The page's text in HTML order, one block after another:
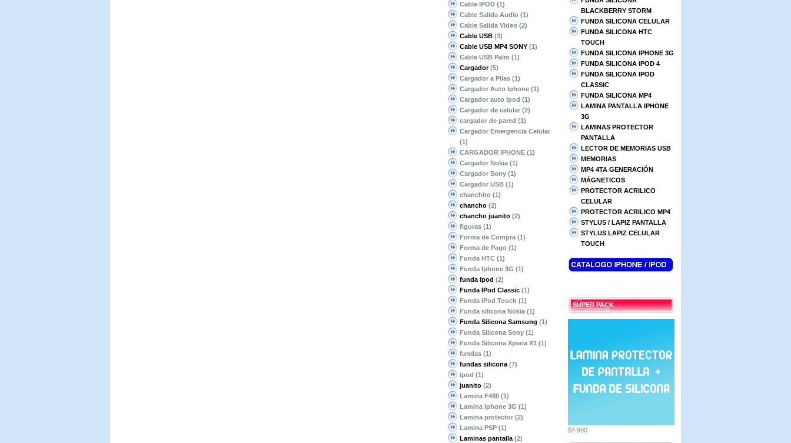
Cable IPOD (1)
Cable Salida Audio (1)
Cable Salida Video (2)
Cable USB (3)
Cable USB MP4 SONY (1)
Cable USB Palm (1)
Cargador (5)
Cargador a Pilas (1)
Cargador Auto Iphone (1)
Cargador auto Ipod (1)
Cargador de celular (2)
cargador de pared (1)
Cargador Emergencia Celular
(1)
CARGADOR IPHONE (1)
Cargador Nokia (1)
Cargador Sony (1)
Cargador USB (1)
chanchito (1)
chancho (2)
chancho juanito (2)
figuras (1)
Forma de Compra (1)
Forma de Pago (1)
Funda HTC (1)
Funda Iphone 3G (1)
funda ipod (2)
Funda IPod Classic (1)
Funda IPod Touch (1)
Funda silicona Nokia (1)
Funda Silicona Samsung (1)
Funda Silicona Sony (1)
Funda Silicona Xperia X1 (1)
fundas (1)
fundas silicona (7)
ipod (1)
juanito (2)
Lamina F480 (1)
Lamina Iphone 3G (1)
Lamina protector (2)
Lamina PSP (1)
Laminas pantalla (2)
BLACKBERRY STORM
FUNDA SILICONA CELULAR
FUNDA SILICONA HTC
TOUCH
FUNDA SILICONA IPHONE 3G
FUNDA SILICONA IPOD 4
FUNDA SILICONA IPOD
CLASSIC
FUNDA SILICONA MP4
LAMINA PANTALLA IPHONE
3G
LAMINAS PROTECTOR
PANTALLA
LECTOR DE MEMORIAS USB
MEMORIAS
MP4 4TA GENERACIÓN
MÁGNETICOS
PROTECTOR ACRILICO
CELULAR
PROTECTOR ACRILICO MP4
STYLUS / LAPIZ PANTALLA
STYLUS LAPIZ CELULAR
TOUCH
SUPER PACK
$4.990